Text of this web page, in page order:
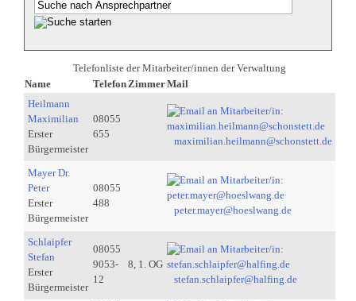
Telefonliste der Mitarbeiter/innen der Verwaltung
Name
Telefon ZimmerMail
Heilmann
Maximilian
Erster
Bürgermeister
08055
655
maximilian.heilmann@schonstett.de
Mayer Dr.
Peter
Erster
Bürgermeister
08055
488
peter.mayer@hoeslwang.de
Schlaipfer
Stefan
Erster
Bürgermeister
08055
9053-
12
8, 1. OG
stefan.schlaipfer@halfing.de